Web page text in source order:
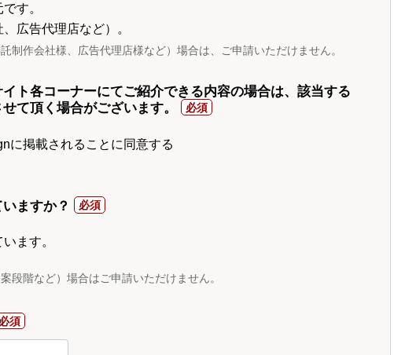
す。
広告代理店など）。
制作会社様、広告代理店様など）場合は、ご申請いただけません。
ト各コーナーにてご紹介できる内容の場合は、該当する
て頂く場合がございます。
に掲載されることに同意する
ますか？
ます。
段階など）場合はご申請いただけません。